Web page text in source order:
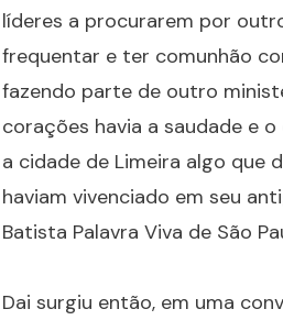
líderes a procurarem por
frequentar e ter comunhão
fazendo parte de outro
corações havia a saudade e
a cidade de Limeira algo que
haviam vivenciado em seu
Batista Palavra Viva de São
Dai surgiu então, em uma